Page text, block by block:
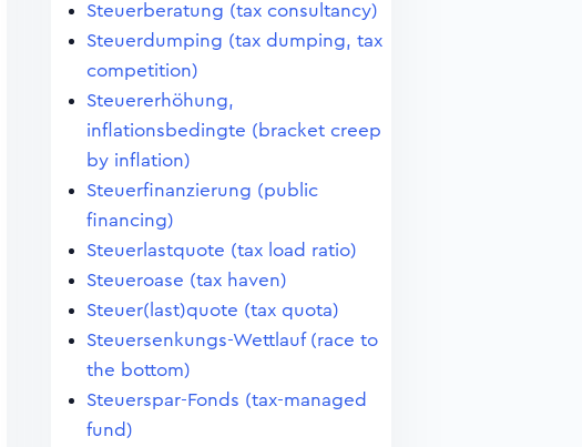
Steuerberatung (tax consultancy)
Steuerdumping (tax dumping, tax
competition)
Steuererhöhung,
inflationsbedingte (bracket creep
by inflation)
Steuerfinanzierung (public
financing)
Steuerlastquote (tax load ratio)
Steueroase (tax haven)
Steuer(last)quote (tax quota)
Steuersenkungs-Wettlauf (race to
the bottom)
Steuerspar-Fonds (tax-managed
fund)